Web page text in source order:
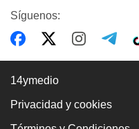
Síguenos:
14ymedio
Privacidad y cookies